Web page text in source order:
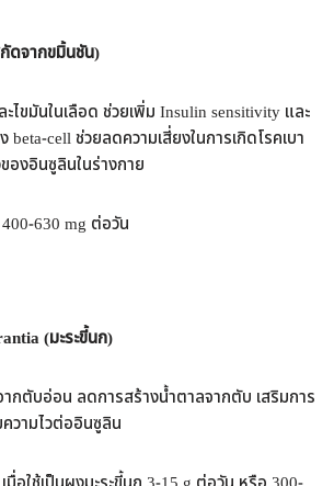
ดจากขมิ้นชัน)
ไขมันในเลือด ช่วยเพิ่ม Insulin sensitivity และ
beta-cell ช่วยลดความเสี่ยงในการเกิดโรคเบา
องอินซูลินในร่างกาย
400-630 mg ต่อวัน
(มะระขี้นก)
กตับอ่อน ลดการสร้างน้ำตาลจากตับ เสริมการ
วามไวต่ออินซูลิน